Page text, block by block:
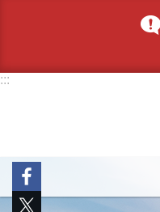
:::